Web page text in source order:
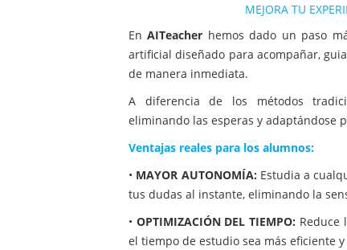
MEJORA TU
EnAITeacher hemos dado un paso
artificial diseñado para acompañar,
de manera inmediata.
A diferencia de los métodos
eliminando las esperas y adaptándose
Ventajas reales para los alumnos:
• MAYOR AUTONOMÍA: Estudia a
tus dudas al instante, eliminando la
• OPTIMIZACIÓN DEL TIEMPO: Reduce
el tiempo de estudio sea más eficiente